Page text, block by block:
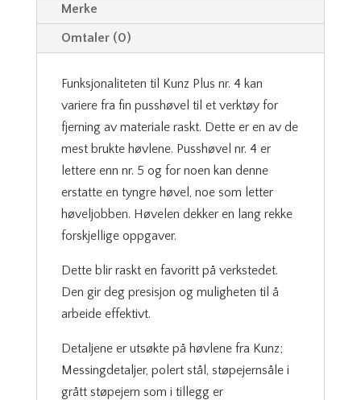
Merke
Omtaler (0)
Funksjonaliteten til Kunz Plus nr. 4 kan
variere fra fin pusshøvel til et verktøy for
fjerning av materiale raskt. Dette er en av de
mest brukte høvlene. Pusshøvel nr. 4 er
lettere enn nr. 5 og for noen kan denne
erstatte en tyngre høvel, noe som letter
høveljobben. Høvelen dekker en lang rekke
forskjellige oppgaver.
Dette blir raskt en favoritt på verkstedet.
Den gir deg presisjon og muligheten til å
arbeide effektivt.
Detaljene er utsøkte på høvlene fra Kunz;
Messingdetaljer, polert stål, støpejernsåle i
grått støpejern som i tillegg er